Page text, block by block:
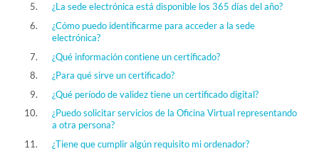
¿La sede electrónica está disponible los 365 días del año?
¿Cómo puedo identificarme para acceder a la sede
electrónica?
¿Qué información contiene un certificado?
¿Para qué sirve un certificado?
¿Qué período de validez tiene un certificado digital?
¿Puedo solicitar servicios de la Oficina Virtual representando
a otra persona?
¿Tiene que cumplir algún requisito mi ordenador?